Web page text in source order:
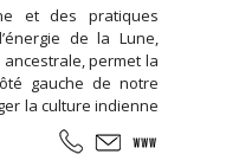
et des pratiques
de la Lune,
permet la
gauche de notre
la culture indienne
énergétiques,
forme la plus